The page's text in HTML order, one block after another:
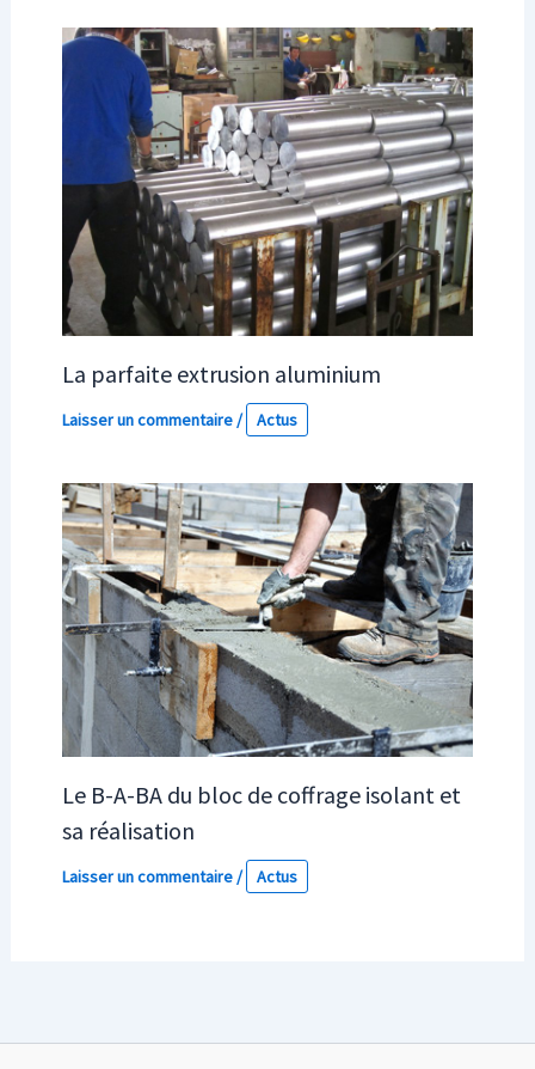
La parfaite extrusion aluminium
Laisser un commentaire/ Actus
Le B-A-BA du bloc de coffrage isolant et
sa réalisation
Laisser un commentaire/ Actus